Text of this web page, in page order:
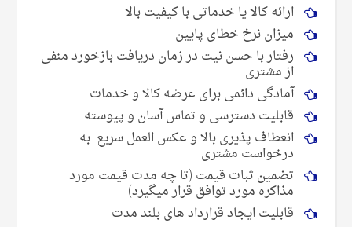
ارائه کالا یا خدماتی با کیفیت بالا
میزان نرخ خطای پایین
رفتار با حسن نیت در زمان دریافت بازخورد منفی
از مشتری
آمادگی دائمی برای عرضه کالا و خدمات
قابلیت دسترسی و تماس آسان و پیوسته
انعطاف پذیری بالا و عکس العمل سریع به
درخواست مشتری
تضمین ثبات قیمت (تا چه مدت قیمت مورد
مذاکره مورد توافق قرار میگیرد)
قابلیت ایجاد قرارداد های بلند مدت